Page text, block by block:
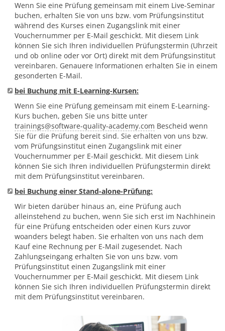
Wenn Sie eine Prüfung gemeinsam mit einem Live-Seminar
buchen, erhalten Sie von uns bzw. vom Prüfungsinstitut
während des Kurses einen Zugangslink mit einer
Vouchernummer per E-Mail geschickt. Mit diesem Link
können Sie sich Ihren individuellen Prüfungstermin (Uhrzeit
und ob online oder vor Ort) direkt mit dem Prüfungsinstitut
vereinbaren. Genauere Informationen erhalten Sie in einem
gesonderten E-Mail.
bei Buchung mit E-Learning-Kursen:
Wenn Sie eine Prüfung gemeinsam mit einem E-Learning-
Kurs buchen, geben Sie uns bitte unter
trainings@software-quality-academy.com Bescheid wenn
Sie für die Prüfung bereit sind. Sie erhalten von uns bzw.
vom Prüfungsinstitut einen Zugangslink mit einer
Vouchernummer per E-Mail geschickt. Mit diesem Link
können Sie sich Ihren individuellen Prüfungstermin direkt
mit dem Prüfungsinstitut vereinbaren.
bei Buchung einer Stand-alone-Prüfung:
Wir bieten darüber hinaus an, eine Prüfung auch
alleinstehend zu buchen, wenn Sie sich erst im Nachhinein
für eine Prüfung entscheiden oder einen Kurs zuvor
woanders belegt haben. Sie erhalten von uns nach dem
Kauf eine Rechnung per E-Mail zugesendet. Nach
Zahlungseingang erhalten Sie von uns bzw. vom
Prüfungsinstitut einen Zugangslink mit einer
Vouchernummer per E-Mail geschickt. Mit diesem Link
können Sie sich Ihren individuellen Prüfungstermin direkt
mit dem Prüfungsinstitut vereinbaren.